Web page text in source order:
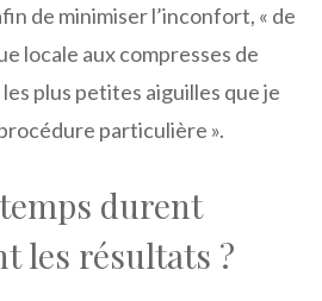
de minimiser l’inconfort, « de
locale aux compresses de
plus petites aiguilles que je
particulière ».
durent
les résultats ?